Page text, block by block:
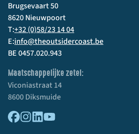
Brugsevaart 50
8620 Nieuwpoort
T:+32 (0)58/23 14 04
E:info@theoutsidercoast.be
BE 0457.020.943
Maatschappelijke zetel:
Viconiastraat 14
8600 Diksmuide